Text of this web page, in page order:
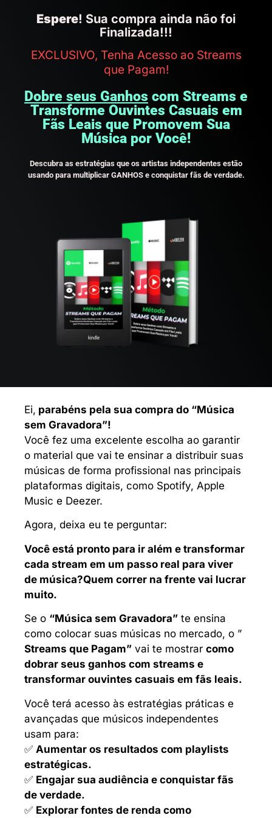
Espere! Sua compra ainda não foi
Finalizada!!!
EXCLUSIVO, Tenha Acesso ao Streams
que Pagam!
Dobre seus Ganhos com Streams e
Transforme Ouvintes Casuais em
Fãs Leais que Promovem Sua
Música por Você!
Descubra as estratégias que os artistas independentes estão
usando para multiplicar GANHOS e conquistar fãs de verdade.
Ei, parabéns pela sua compra do “Música
sem Gravadora”!
Você fez uma excelente escolha ao garantir
o material que vai te ensinar a distribuir suas
músicas de forma profissional nas principais
plataformas digitais, como Spotify, Apple
Music e Deezer.
Agora, deixa eu te perguntar:
Você está pronto para ir além e transformar
cada stream em um passo real para viver
de música?Quem correr na frente vai lucrar
muito.
Se o “Música sem Gravadora” te ensina
como colocar suas músicas no mercado, o ”
Streams que Pagam” vai te mostrar como
dobrar seus ganhos com streams e
transformar ouvintes casuais em fãs leais.
Você terá acesso às estratégias práticas e
avançadas que músicos independentes
usam para:
✅ Aumentar os resultados com playlists
estratégicas.
✅ Engajar sua audiência e conquistar fãs
de verdade.
✅ Explorar fontes de renda como